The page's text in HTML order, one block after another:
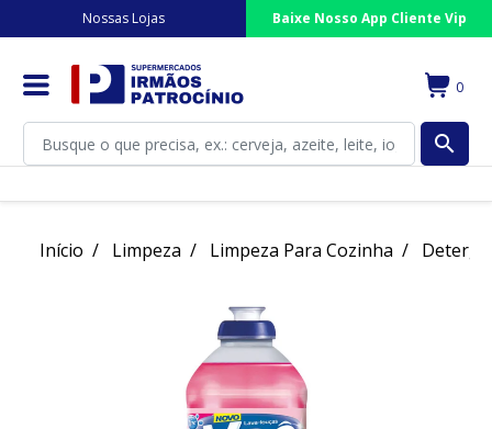
Nossas Lojas Baixe Nosso App Cliente Vip
0
search
Início Limpeza Limpeza Para Cozinha